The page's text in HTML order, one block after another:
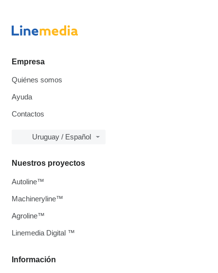
Empresa
Quiénes somos
Ayuda
Contactos
Uruguay / Español
Información
Nuestros proyectos
Autoline™
Machineryline™
Agroline™
Linemedia Digital ™